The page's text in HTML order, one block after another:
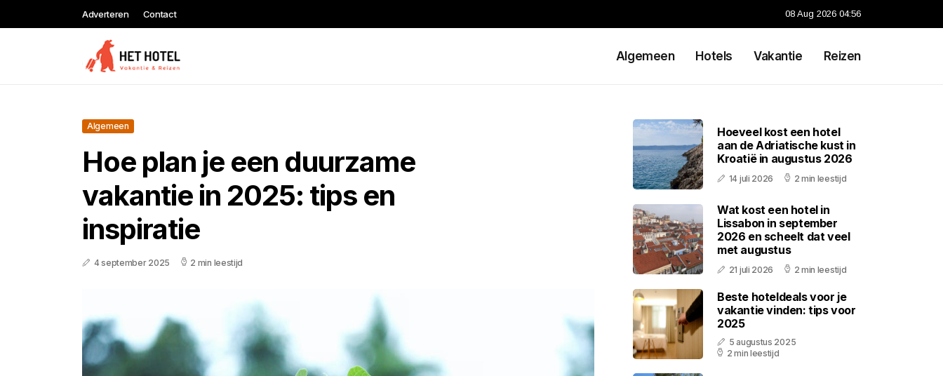
Adverteren Contact 08 Aug 2026 04:56
Algemeen Hotels Vakantie Reizen
Algemeen
Hoe plan je een duurzame
vakantie in 2025: tips en
inspiratie
4 september 2025 2 min leestijd
Hoeveel kost een hotel
aan de Adriatische kust in
Kroatië in augustus 2026
14 juli 2026 2 min leestijd
Wat kost een hotel in
Lissabon in september
2026 en scheelt dat veel
met augustus
21 juli 2026 2 min leestijd
Beste hoteldeals voor je
vakantie vinden: tips voor
2025
5 augustus 2025
2 min leestijd